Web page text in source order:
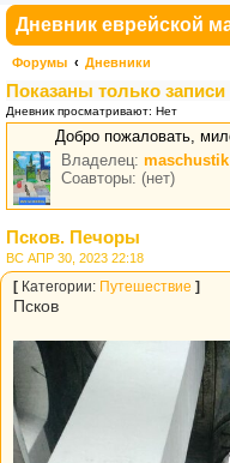
Дневник еврейской
Форумы Дневники
Показаны только
Дневник просматривают: Нет
Добро пожаловать,
Владелец: maschustik
Соавторы: (нет)
Псков. Печоры
ВС АПР 30, 2023 22:18
[ Категории: Путешествие ]
Псков